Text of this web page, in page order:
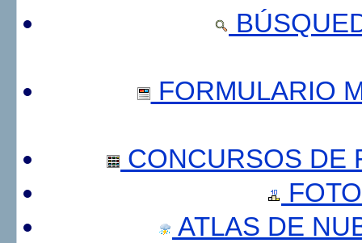
FORMULARIO
CONCURSOS DE
ATLAS DE